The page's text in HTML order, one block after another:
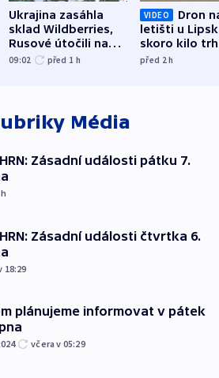
Ukrajina zasáhla
sklad Wildberries,
Rusové útočili na
trh, hasiče či
09:02 před 1 h
VIDEO
Dron
letišti u
skoro kilo
indicie
před 2h
Média
Zásadní události pátku 7.
h
Zásadní události čtvrtka 6.
18:29
plánujeme informovat v pátek
včera v 05:29